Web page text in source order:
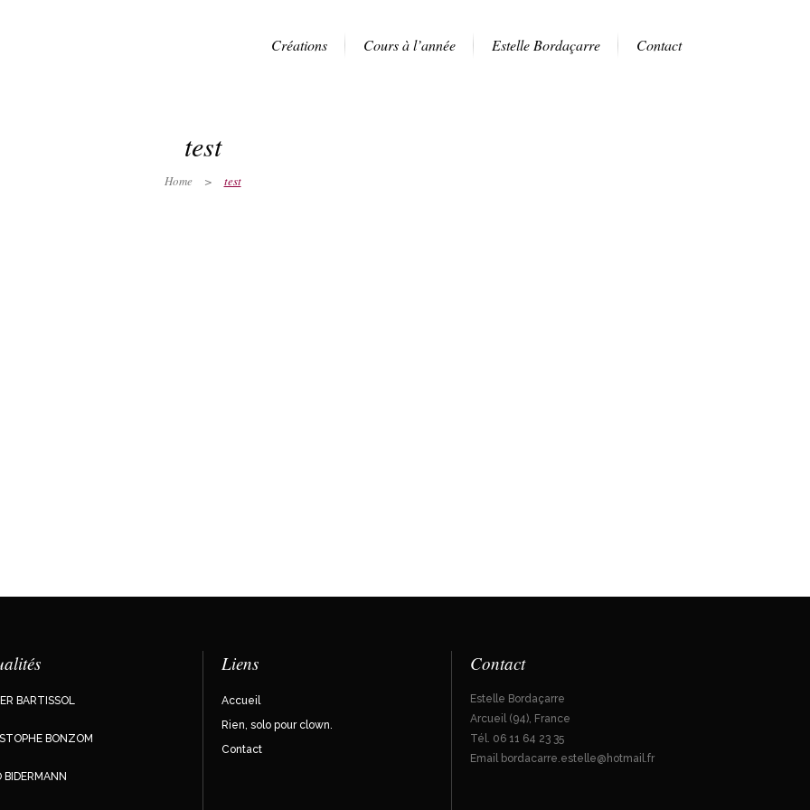
Créations Cours à l’année Estelle Bordaçarre Contact
test
Home > test
BARTISSOL
BONZOM
BIDERMANN
Liens
Accueil
Rien, solo pour clown.
Contact
Contact
Estelle Bordaçarre
Arcueil (94), France
Tél. 06 11 64 23 35
Email bordacarre.estelle@hotmail.fr